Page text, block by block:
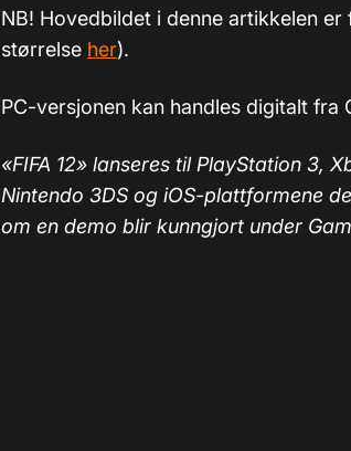
NB! Hovedbildet i denne artikkelen er
størrelse her).
PC-versjonen kan handles digitalt fra
«FIFA 12» lanseres til PlayStation 3,
Nintendo 3DS og iOS-plattformene
om en demo blir kunngjort under